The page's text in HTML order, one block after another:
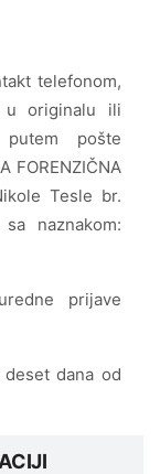
telefonom,
u originalu ili
pošte
FORENZIČNA
Tesle br.
naznakom:
prijave
dana od